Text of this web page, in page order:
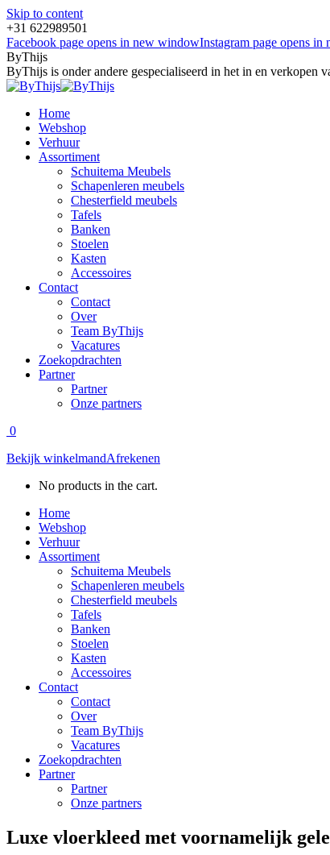
Skip to content
+31 622989501
Facebook page opens in new windowInstagram page opens
ByThijs
ByThijs is onder andere gespecialiseerd in het in en verkopen
Home
Webshop
Verhuur
Assortiment
Schuitema Meubels
Schapenleren meubels
Chesterfield meubels
Tafels
Banken
Stoelen
Kasten
Accessoires
Contact
Contact
Over
Team ByThijs
Vacatures
Zoekopdrachten
Partner
Partner
Onze partners
0
Bekijk winkelmandAfrekenen
No products in the cart.
Home
Webshop
Verhuur
Assortiment
Schuitema Meubels
Schapenleren meubels
Chesterfield meubels
Tafels
Banken
Stoelen
Kasten
Accessoires
Contact
Contact
Over
Team ByThijs
Vacatures
Zoekopdrachten
Partner
Partner
Onze partners
Luxe vloerkleed met voornamelijk